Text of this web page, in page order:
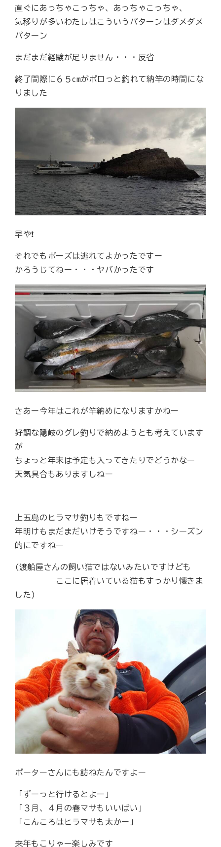
直ぐにあっちゃこっちゃ、あっちゃこっちゃ、
気移りが多いわたしはこういうパターンはダメダメ
パターン
まだまだ経験が足りません・・・反省
終了間際に６５cmがポロっと釣れて納竿の時間にな
りました
早や❗️
それでもボーズは逃れてよかったですー
かろうじてねー・・・ヤバかったです
さあー今年はこれが竿納めになりますかねー
好調な隠岐のグレ釣りで納めようとも考えています
が
ちょっと年末は予定も入ってきたりでどうかなー
天気具合もありますしねー
上五島のヒラマサ釣りもですねー
年明けもまだまだいけそうですねー・・・シーズン
的にですねー
(渡船屋さんの飼い猫ではないみたいですけども
ここに居着いている猫もすっかり懐きま
した)
ポーターさんにも訪ねたんですよー
「ずーっと行けるとよー」
「３月、４月の春マサもいいばい」
「こんころはヒラマサも太かー」
来年もこりゃー楽しみです